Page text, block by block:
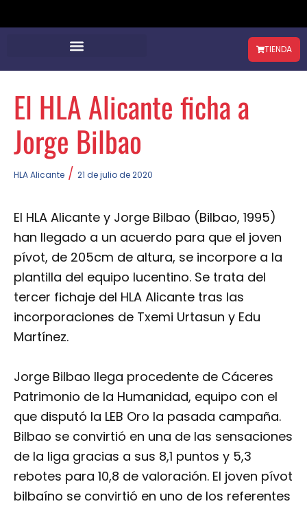
TIENDA
El HLA Alicante ficha a
Jorge Bilbao
HLA Alicante / 21 de julio de 2020
El HLA Alicante y Jorge Bilbao (Bilbao, 1995)
han llegado a un acuerdo para que el joven
pívot, de 205cm de altura, se incorpore a la
plantilla del equipo lucentino. Se trata del
tercer fichaje del HLA Alicante tras las
incorporaciones de Txemi Urtasun y Edu
Martínez.
Jorge Bilbao llega procedente de Cáceres
Patrimonio de la Humanidad, equipo con el
que disputó la LEB Oro la pasada campaña.
Bilbao se convirtió en una de las sensaciones
de la liga gracias a sus 8,1 puntos y 5,3
rebotes para 10,8 de valoración. El joven pívot
bilbaíno se convirtió en uno de los referentes